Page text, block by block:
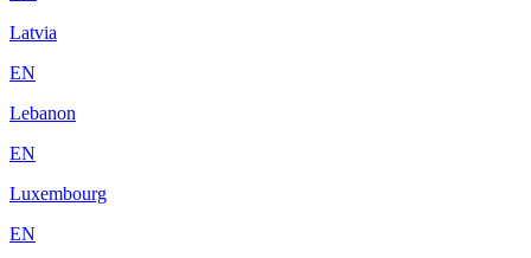
Latvia
EN
Lebanon
EN
Luxembourg
EN